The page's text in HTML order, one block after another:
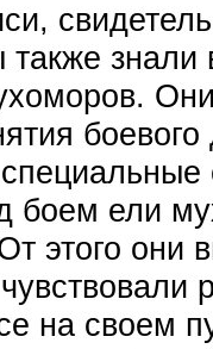
также
боевого
боем ели
этого они
на своем